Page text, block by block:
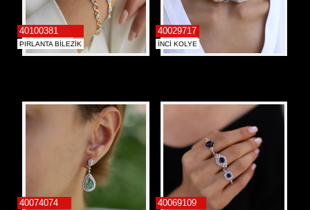
40100381
PIRLANTA BİLEZİK
40029717
İNCİ KOLYE
40074074 40069109